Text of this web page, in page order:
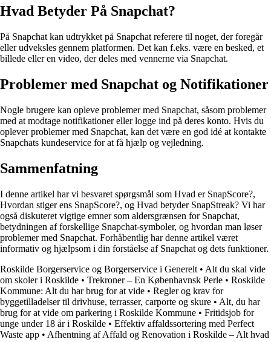
Hvad Betyder På Snapchat?
På Snapchat kan udtrykket på Snapchat referere til noget, der foregår
eller udveksles gennem platformen. Det kan f.eks. være en besked, et
billede eller en video, der deles med vennerne via Snapchat.
Problemer med Snapchat og Notifikationer
Nogle brugere kan opleve problemer med Snapchat, såsom problemer
med at modtage notifikationer eller logge ind på deres konto. Hvis du
oplever problemer med Snapchat, kan det være en god idé at kontakte
Snapchats kundeservice for at få hjælp og vejledning.
Sammenfatning
I denne artikel har vi besvaret spørgsmål som Hvad er SnapScore?,
Hvordan stiger ens SnapScore?, og Hvad betyder SnapStreak? Vi har
også diskuteret vigtige emner som aldersgrænsen for Snapchat,
betydningen af forskellige Snapchat-symboler, og hvordan man løser
problemer med Snapchat. Forhåbentlig har denne artikel været
informativ og hjælpsom i din forståelse af Snapchat og dets funktioner.
Roskilde Borgerservice og Borgerservice i Generelt • Alt du skal vide
om skoler i Roskilde • Trekroner – En Københavnsk Perle • Roskilde
Kommune: Alt du har brug for at vide • Regler og krav for
byggetilladelser til drivhuse, terrasser, carporte og skure • Alt, du har
brug for at vide om parkering i Roskilde Kommune • Fritidsjob for
unge under 18 år i Roskilde • Effektiv affaldssortering med Perfect
Waste app • Afhentning af Affald og Renovation i Roskilde – Alt hvad